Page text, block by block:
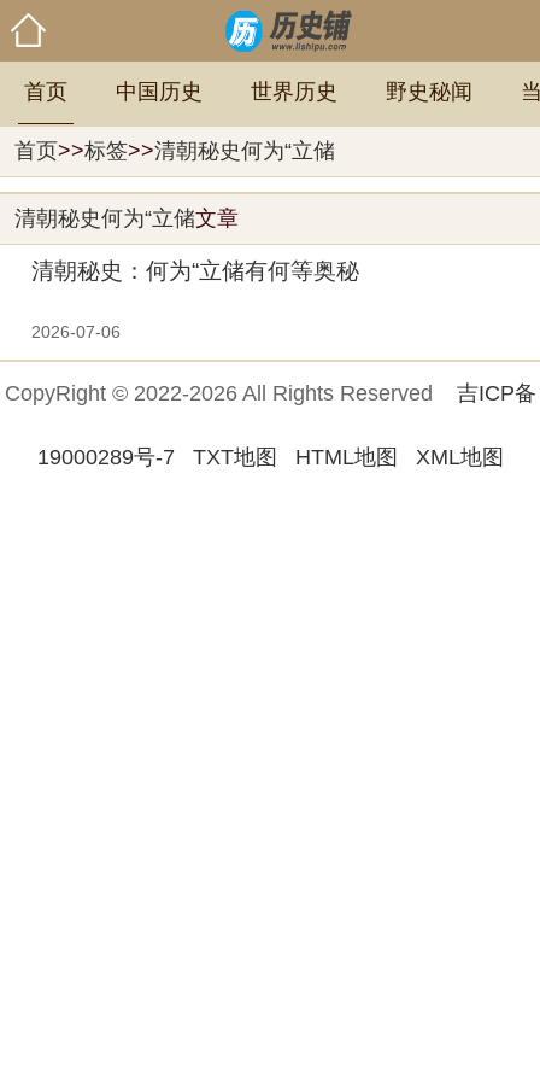
首页 中国历史 世界历史 野史秘闻
首页>>标签>>清朝秘史何为“立储
清朝秘史何为“立储文章
清朝秘史：何为“立储有何等奥秘
2026-07-06
CopyRight © 2022-2026 All Rights Reserved 吉ICP备
19000289号-7 TXT地图 HTML地图 XML地图